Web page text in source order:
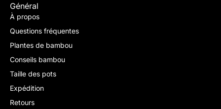
Général
À propos
Questions fréquentes
Plantes de bambou
Conseils bambou
Taille des pots
Expédition
Retours